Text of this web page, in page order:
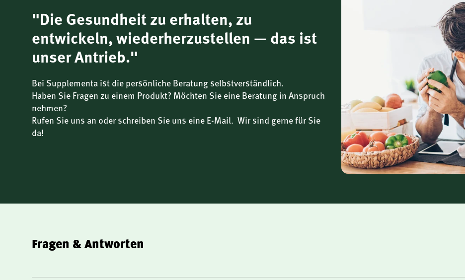
trägt zur normalen Muskelfunktion bei
trägt zur normalen Funktion des Nervensystems bei
trägt zur Erhaltung normaler Knochen und Zähne bei
trägt zur Verringerung von Müdigkeit und Ermüdung bei
"Die Gesundheit zu erhalten, zu
entwickeln, wiederherzustellen — das ist
unser Antrieb."
Bei Supplementa ist die persönliche Beratung selbstverständlich.
Haben Sie Fragen zu einem Produkt? Möchten Sie eine Beratung in Anspruch
nehmen?
Rufen Sie uns an oder schreiben Sie uns eine E-Mail. Wir sind gerne für Sie
da!
Fragen & Antworten